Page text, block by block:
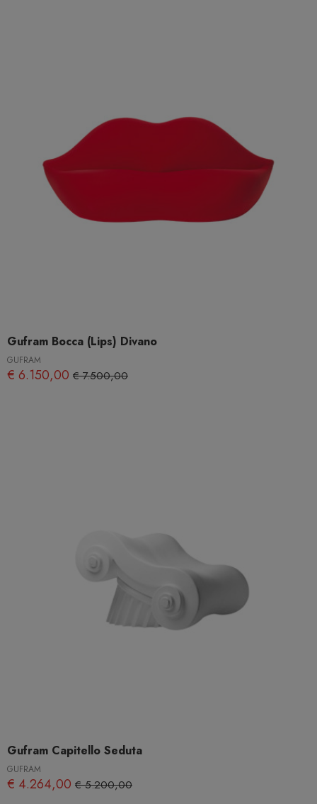
Gufram Bocca (Lips) Divano
GUFRAM
€ 6.150,00 € 7.500,00
Gufram Capitello Seduta
GUFRAM
€ 4.264,00 € 5.200,00